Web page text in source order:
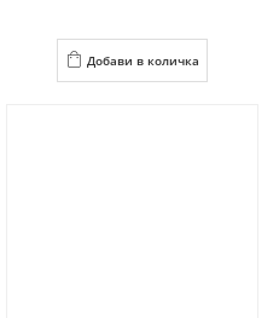
Добави в количка